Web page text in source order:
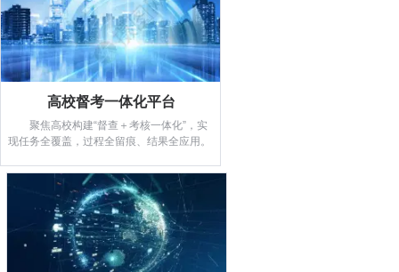
高校督考一体化平台
聚焦高校构建“督查＋考核一体化”，实
现任务全覆盖，过程全留痕、结果全应用。
高校督考一体化平台